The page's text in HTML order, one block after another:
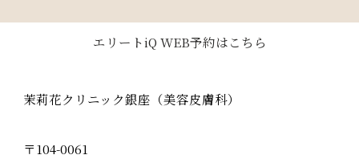
エリートiQ WEB予約はこちら
茉莉花クリニック銀座（美容皮膚科）
〒104-0061